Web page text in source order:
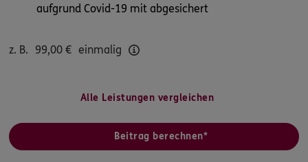
ERGO Berater finden
aufgrund Covid-19 mit abgesichert
z. B. 99,00 € einmalig
Alle Leistungen vergleichen
Beitrag berechnen*